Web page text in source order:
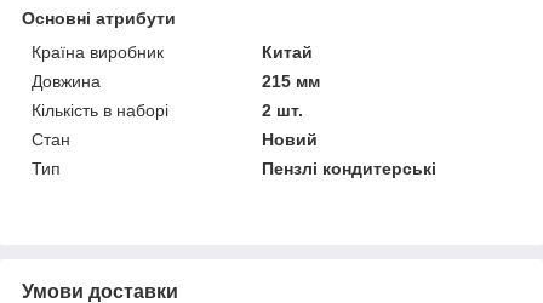
Основні атрибути
Країна виробник
Китай
Довжина
215 мм
Кількість в наборі
2 шт.
Стан
Новий
Тип
Пензлі кондитерські
Умови доставки